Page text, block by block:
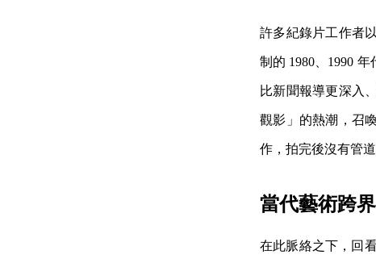
許多紀錄片工作者
制的 1980、1990
比新聞報導更深入
觀影」的熱潮，召
作，拍完後沒有管
當代藝術跨
在此脈絡之下，回